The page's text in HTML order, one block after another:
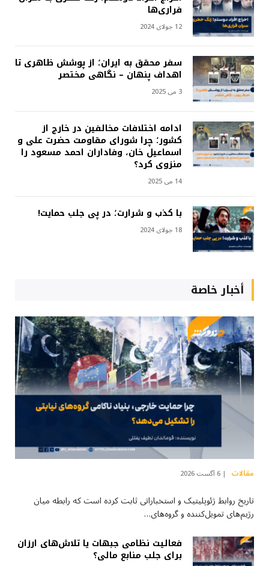
فراری‌ها
12 جولای 2024
سفر محقق به ایران؛ از پوشش ظاهری تا
اهداف پنهان – نگاهی مختصر
3 می 2025
ادامه اختلافات مخالفین در خارج از
کشور؛ چرا شورای مقاومت حضرت علی و
اسماعیل خان، وفاداران احمد مسعود را
منزوی کرد؟
14 می 2025
با کذب و شرارت؛ در پی جلب حمایت!
18 جولای 2024
أخبار خاصة
مقالات 6 آگست 2026
تاریخ روابط ژئوپلیتیک و استخباراتی ثابت کرده است که رابطه میان
رژیم‌های تمویل‌کننده و گروه‌های…
فعالیت نظامی جبهات یا تلاش‌های ارزان
برای جلب منابع مالی؟